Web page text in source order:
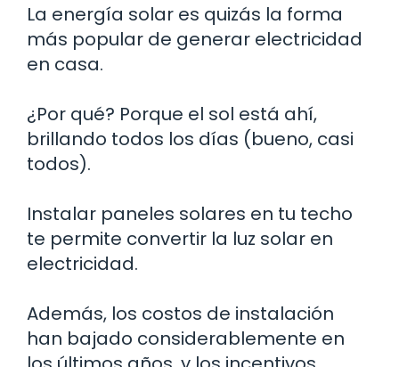
La energía solar es quizás la forma
más popular de generar electricidad
en casa.
¿Por qué? Porque el sol está ahí,
brillando todos los días (bueno, casi
todos).
Instalar paneles solares en tu techo
te permite convertir la luz solar en
electricidad.
Además, los costos de instalación
han bajado considerablemente en